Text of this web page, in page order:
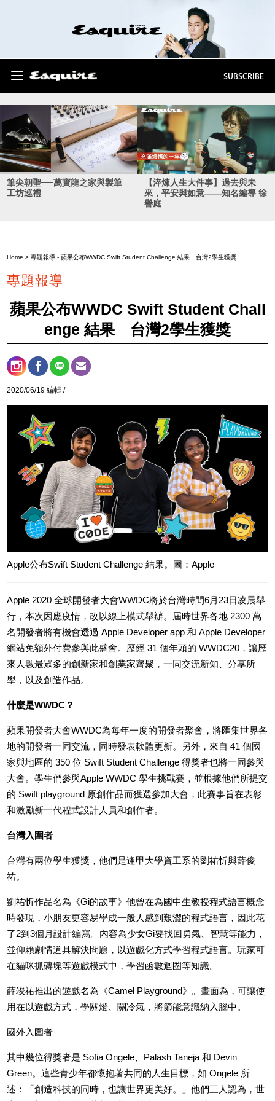
SUBSCRIBE
筆尖朝聖──萬寶龍之家與製筆
工坊巡禮
【淬煉人生大件事】過去與未
來，平安與如意——知名編導 徐
譽庭
Home >專題報導 - 蘋果公布WWDC Swift Student Challenge 結果 台灣2學生獲獎
專題報導
蘋果公布WWDC Swift Student Chall
enge 結果 台灣2學生獲獎
2020/06/19 編輯 /
Apple公布Swift Student Challenge 結果。圖：Apple
Apple 2020 全球開發者大會WWDC將於台灣時間6月23日凌晨舉
行，本次因應疫情，改以線上模式舉辦。屆時世界各地 2300 萬
名開發者將有機會透過 Apple Developer app 和 Apple Developer
網站免額外付費參與此盛會。歷經 31 個年頭的 WWDC20，讓歷
來人數最眾多的創新家和創業家齊聚，一同交流新知、分享所
學，以及創造作品。
什麼是WWDC？
蘋果開發者大會WWDC為每年一度的開發者聚會，將匯集世界各
地的開發者一同交流，同時發表軟體更新。另外，來自 41 個國
家與地區的 350 位 Swift Student Challenge 得獎者也將一同參與
大會。學生們參與Apple WWDC 學生挑戰賽，並根據他們所提交
的 Swift playground 原創作品而獲選參加大會，此賽事旨在表彰
和激勵新一代程式設計人員和創作者。
台灣入圍者
台灣有兩位學生獲獎，他們是逢甲大學資工系的劉祐忻與薛俊
祐。
劉祐忻作品名為《Gi的故事》他曾在為國中生教授程式語言概念
時發現，小朋友更容易學成一般人感到艱澀的程式語言，因此花
了2到3個月設計編寫。內容為少女Gi要找回勇氣、智慧等能力，
並仰賴劇情道具解決問題，以遊戲化方式學習程式語言。玩家可
在貓咪抓磚塊等遊戲模式中，學習函數迴圈等知識。
薛竣祐推出的遊戲名為《Camel Playground》。畫面為，可讓使
用在以遊戲方式，學關燈、關冷氣，將節能意識納入腦中。
國外入圍者
其中幾位得獎者是 Sofia Ongele、Palash Taneja 和 Devin
Green。這些青少年都懷抱著共同的人生目標，如 Ongele 所
述：「創造科技的同時，也讓世界更美好。」他們三人認為，世